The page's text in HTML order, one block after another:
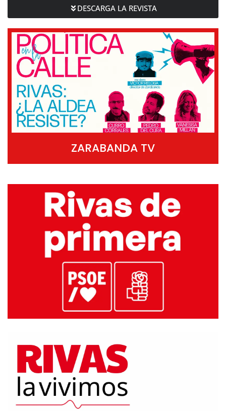
DESCARGA LA REVISTA
ZARABANDA TV